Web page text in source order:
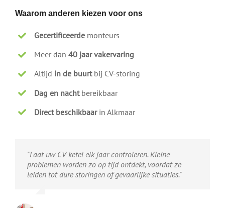
Waarom anderen kiezen voor ons
Gecertificeerde monteurs
Meer dan40 jaar vakervaring
Altijd in de buurtbij CV-storing
Dag en nachtbereikbaar
Direct beschikbaarin Alkmaar
"Laat uw CV-ketel elk jaar controleren. Kleine
problemen worden zo op tijd ontdekt, voordat ze
leiden tot dure storingen of gevaarlijke situaties."